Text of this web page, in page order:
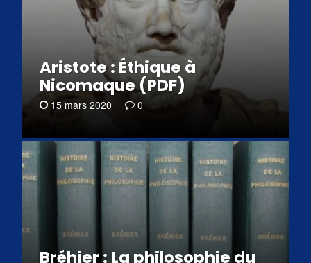
Aristote : Éthique à
Nicomaque (PDF)
15 mars 2020 0
Bréhier : La philosophie du